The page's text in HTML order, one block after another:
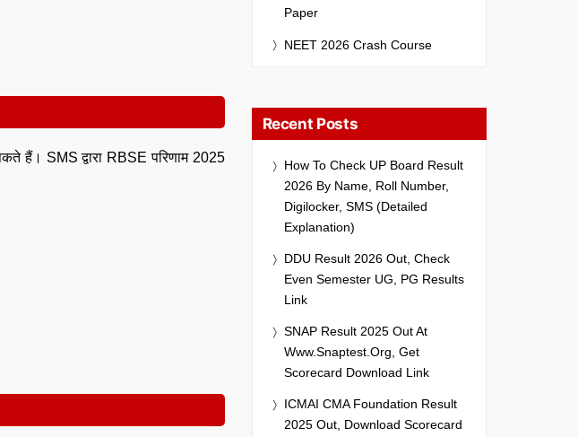
हैं। SMS द्वारा RBSE परिणाम 2025
Paper
NEET 2026 Crash Course
Recent Posts
How To Check UP Board Result
2026 By Name, Roll Number,
Digilocker, SMS (Detailed
Explanation)
DDU Result 2026 Out, Check
Even Semester UG, PG Results
Link
SNAP Result 2025 Out At
Www.snaptest.org, Get
Scorecard Download Link
ICMAI CMA Foundation Result
2025 Out, Download Scorecard